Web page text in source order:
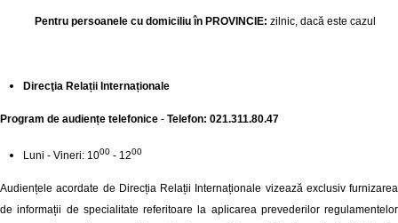
Pentru persoanele cu domiciliu în PROVINCIE: zilnic, dacă este cazul
Direcţia Relații Internaționale
Program de audiențe telefonice - Telefon: 021.311.80.47
Luni - Vineri: 1000 - 1200
Audiențele acordate de Direcția Relații Internaționale vizează exclusiv furnizarea
de informații de specialitate referitoare la aplicarea prevederilor regulamentelor